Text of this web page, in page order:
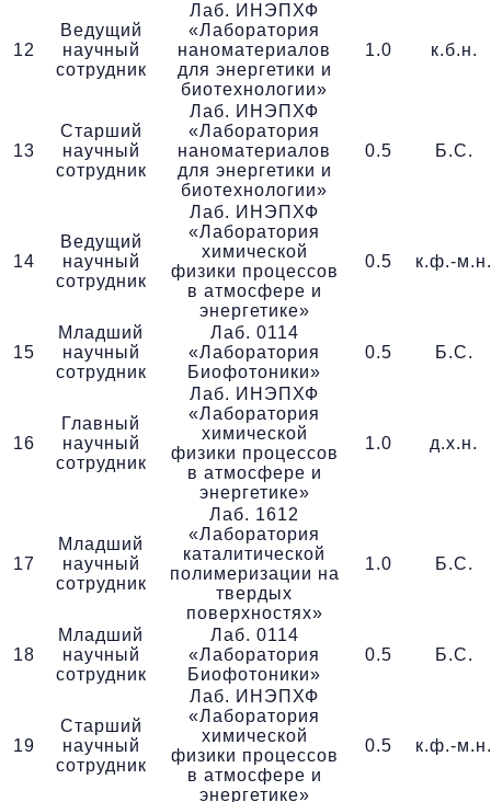
12
Ведущий
научный
сотрудник
Лаб. ИНЭПХФ
«Лаборатория
наноматериалов
для энергетики и
биотехнологии»
1.0 к.б.н.
13
Старший
научный
сотрудник
Лаб. ИНЭПХФ
«Лаборатория
наноматериалов
для энергетики и
биотехнологии»
0.5 Б.С.
14
Ведущий
научный
сотрудник
Лаб. ИНЭПХФ
«Лаборатория
химической
физики процессов
в атмосфере и
энергетике»
0.5 к.ф.-м.н.
15
Младший
научный
сотрудник
Лаб. 0114
«Лаборатория
Биофотоники»
0.5 Б.С.
16
Главный
научный
сотрудник
Лаб. ИНЭПХФ
«Лаборатория
химической
физики процессов
в атмосфере и
энергетике»
1.0 д.х.н.
17
Младший
научный
сотрудник
Лаб. 1612
«Лаборатория
каталитической
полимеризации на
твердых
поверхностях»
1.0 Б.С.
18
Младший
научный
сотрудник
Лаб. 0114
«Лаборатория
Биофотоники»
0.5 Б.С.
19
Старший
научный
сотрудник
Лаб. ИНЭПХФ
«Лаборатория
химической
физики процессов
в атмосфере и
энергетике»
0.5 к.ф.-м.н.